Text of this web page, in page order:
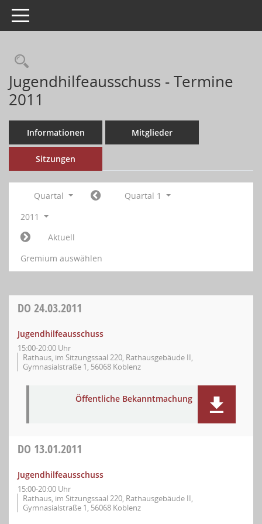
Toggle navigation
Jugendhilfeausschuss - Termine
2011
Informationen Mitglieder
Sitzungen
Quartal
Quartal 1
2011
Aktuell
Gremium auswählen
DO 24.03.2011
Jugendhilfeausschuss
15:00-20:00 Uhr
Rathaus, im Sitzungssaal 220, Rathausgebäude II,
Gymnasialstraße 1, 56068 Koblenz
Öffentliche Bekanntmachung
DO 13.01.2011
Jugendhilfeausschuss
15:00-20:00 Uhr
Rathaus, im Sitzungssaal 220, Rathausgebäude II,
Gymnasialstraße 1, 56068 Koblenz